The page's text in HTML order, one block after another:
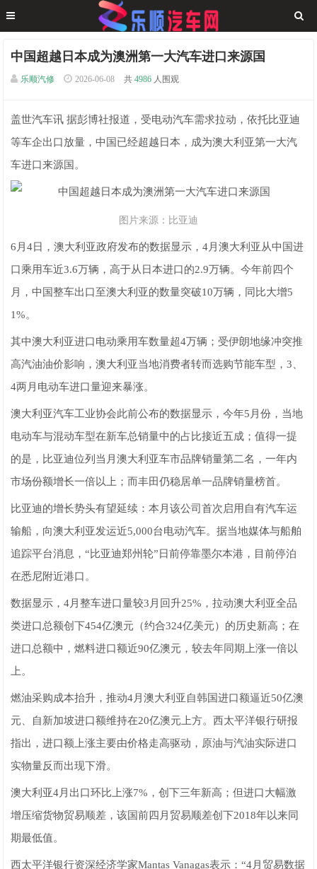
中国超越日本成为澳洲第一大汽车进口来源国
乐顺汽修 2026-06-08 共 4986 人围观
盖世汽车讯 据彭博社报道，受电动汽车需求拉动，依托比亚迪
等车企出口放量，中国已经超越日本，成为澳大利亚第一大汽
车进口来源国。
图片来源：比亚迪
6月4日，澳大利亚政府发布的数据显示，4月澳大利亚从中国进
口乘用车近3.6万辆，高于从日本进口的2.9万辆。今年前四个
月，中国整车出口至澳大利亚的数量突破10万辆，同比大增5
1%。
其中澳大利亚进口电动乘用车数量超4万辆；受伊朗地缘冲突推
高汽油油价影响，澳大利亚当地消费者转而选购节能车型，3、
4两月电动车进口量迎来暴涨。
澳大利亚汽车工业协会此前公布的数据显示，今年5月份，当地
电动车与混动车型在新车总销量中的占比接近五成；值得一提
的是，比亚迪位列当月澳大利亚车市品牌销量第二名，一年内
市场份额增长一倍以上；而丰田仍稳居单一品牌销量榜首。
比亚迪的增长势头有望延续：本月该公司首次启用自有汽车运
输船，向澳大利亚发运近5,000台电动汽车。据当地媒体与船舶
追踪平台消息，“比亚迪郑州轮”日前停靠墨尔本港，目前停泊
在悉尼附近港口。
数据显示，4月整车进口量较3月回升25%，拉动澳大利亚全品
类进口总额创下454亿澳元（约合324亿美元）的历史新高；在
进口总额中，燃料进口额近90亿澳元，较去年同期上涨一倍以
上。
燃油采购成本抬升，推动4月澳大利亚自韩国进口额逼近50亿澳
元、自新加坡进口额维持在20亿澳元上方。西太平洋银行研报
指出，进口额上涨主要由价格走高驱动，原油与汽油实际进口
实物量反而出现下滑。
澳大利亚4月出口环比上涨7%，创下三年新高；但进口大幅激
增压缩货物贸易顺差，该国前四月贸易顺差创下2018年以来同
期最低值。
西太平洋银行资深经济学家Mantas Vanagas表示：“4月贸易数据